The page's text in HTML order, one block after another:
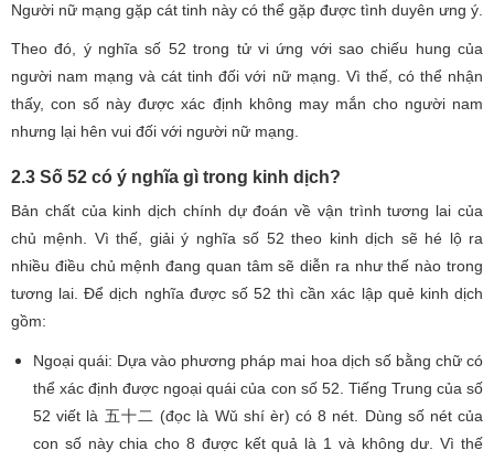
Người nữ mạng gặp cát tinh này có thể gặp được tình duyên ưng ý.
Theo đó, ý nghĩa số 52 trong tử vi ứng với sao chiếu hung của
người nam mạng và cát tinh đối với nữ mạng. Vì thế, có thể nhận
thấy, con số này được xác định không may mắn cho người nam
nhưng lại hên vui đối với người nữ mạng.
2.3 Số 52 có ý nghĩa gì trong kinh dịch?
Bản chất của kinh dịch chính dự đoán về vận trình tương lai của
chủ mệnh. Vì thế, giải ý nghĩa số 52 theo kinh dịch sẽ hé lộ ra
nhiều điều chủ mệnh đang quan tâm sẽ diễn ra như thế nào trong
tương lai. Để dịch nghĩa được số 52 thì cần xác lập quẻ kinh dịch
gồm:
Ngoại quái: Dựa vào phương pháp mai hoa dịch số bằng chữ có
thể xác định được ngoại quái của con số 52. Tiếng Trung của số
52 viết là 五十二 (đọc là Wǔ shí èr) có 8 nét. Dùng số nét của
con số này chia cho 8 được kết quả là 1 và không dư. Vì thế